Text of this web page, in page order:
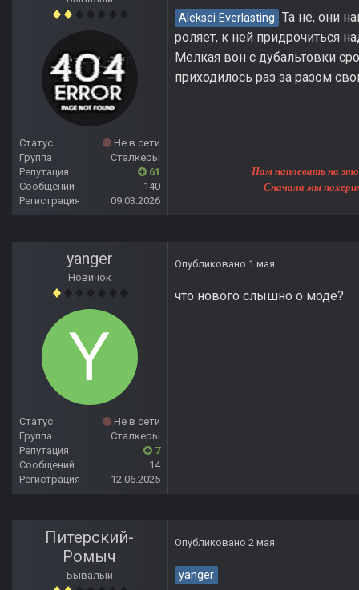
Статус
Не в сети
Группа
Сталкеры
Репутация
61
Сообщений
140
Регистрация
09.03.2026
Aleksei Everlasting Та не, они
роляет, к ней придрочиться
Мелкая вон с дубальтовки
приходилось раз за разом
Нам наплевать на этот
Сначала мы похерим
yanger
Новичок
Статус
Не в сети
Группа
Сталкеры
Репутация
7
Сообщений
14
Регистрация
12.06.2025
Опубликовано 1 мая
что нового слышно о моде?
Питерский-
Ромыч
Бывалый
Опубликовано 2 мая
yanger